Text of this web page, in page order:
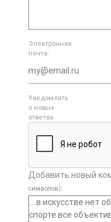
Электронная
почта:
Уведомлять
о новых
ответах:
Добавить новый
символов):